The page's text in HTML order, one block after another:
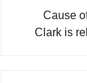
Cause
Clark is